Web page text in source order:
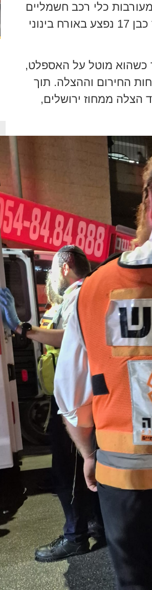
כלי רכב חשמליים
קלים התרחש ברחוב נחל שורק בבית שמש, כאשר נער כבן 17 נפצע באורח בינוני
כשהוא מוטל על האספלט,
החירום וההצלה. תוך
הצלה ממחוז ירושלים,